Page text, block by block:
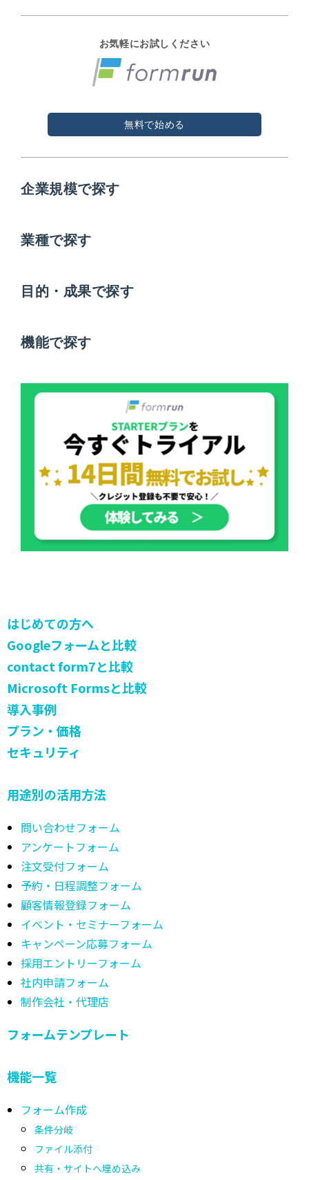
お気軽にお試しください
無料で始める
企業規模で探す
業種で探す
目的・成果で探す
機能で探す
はじめての方へ
Googleフォームと比較
contact form7と比較
Microsoft Formsと比較
導入事例
プラン・価格
セキュリティ
用途別の活用方法
問い合わせフォーム
アンケートフォーム
注文受付フォーム
予約・日程調整フォーム
顧客情報登録フォーム
イベント・セミナーフォーム
キャンペーン応募フォーム
採用エントリーフォーム
社内申請フォーム
制作会社・代理店
フォームテンプレート
機能一覧
フォーム作成
条件分岐
ファイル添付
共有・サイトへ埋め込み